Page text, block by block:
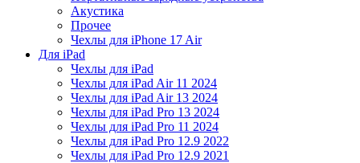
Акустика
Прочее
Чехлы для iPhone 17 Air
Для iPad
Чехлы для iPad
Чехлы для iPad Air 11 2024
Чехлы для iPad Air 13 2024
Чехлы для iPad Pro 13 2024
Чехлы для iPad Pro 11 2024
Чехлы для iPad Pro 12.9 2022
Чехлы для iPad Pro 12.9 2021